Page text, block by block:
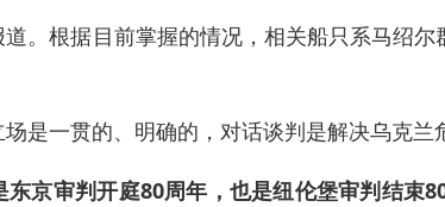
。根据目前掌握的情况，相关船只系马绍
是一贯的、明确的，对话谈判是解决乌克兰
东京审判开庭80周年，也是纽伦堡审判结